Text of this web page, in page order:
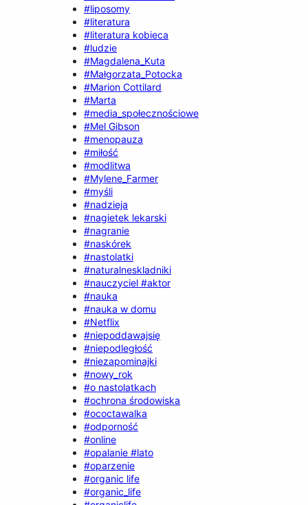
#liposomy
#literatura
#literatura kobieca
#ludzie
#Magdalena_Kuta
#Małgorzata_Potocka
#Marion Cottilard
#Marta
#media_społecznościowe
#Mel Gibson
#menopauza
#miłość
#modlitwa
#Mylene_Farmer
#myśli
#nadzieja
#nagietek lekarski
#nagranie
#naskórek
#nastolatki
#naturalneskladniki
#nauczyciel #aktor
#nauka
#nauka w domu
#Netflix
#niepoddawajsię
#niepodległość
#niezapominajki
#nowy_rok
#o nastolatkach
#ochrona środowiska
#ococtawalka
#odporność
#online
#opalanie #lato
#oparzenie
#organic life
#organic_life